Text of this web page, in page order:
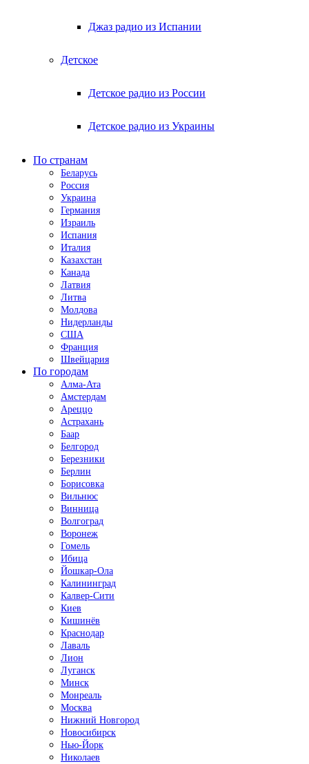
Джаз радио из Испании
Детское
Детское радио из России
Детское радио из Украины
По странам
Беларусь
Россия
Украина
Германия
Израиль
Испания
Италия
Казахстан
Канада
Латвия
Литва
Молдова
Нидерланды
США
Франция
Швейцария
По городам
Алма-Ата
Амстердам
Ареццо
Астрахань
Баар
Белгород
Березники
Берлин
Борисовка
Вильнюс
Винница
Волгоград
Воронеж
Гомель
Ибица
Йошкар-Ола
Калининград
Калвер-Сити
Киев
Кишинёв
Краснодар
Лаваль
Лион
Луганск
Минск
Монреаль
Москва
Нижний Новгород
Новосибирск
Нью-Йорк
Николаев